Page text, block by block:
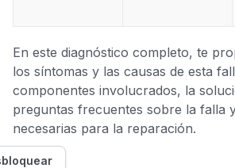
En este diagnóstico completo, te
los síntomas y las causas de esta
componentes involucrados, la
preguntas frecuentes sobre la falla
necesarias para la reparación.